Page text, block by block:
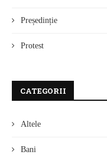
Președinție
Protest
CATEGORII
Altele
Bani